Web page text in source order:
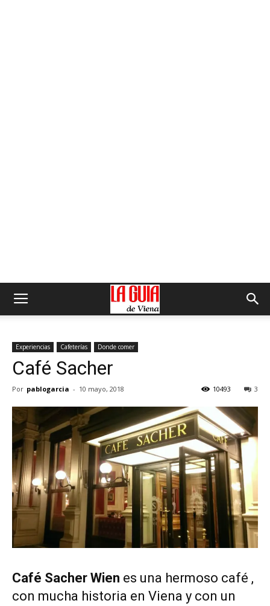
Experiencias Cafeterías Donde comer
Café Sacher
Por pablogarcia - 10 mayo, 2018 3
10493
Café Sacher Wien es una hermoso café ,
con mucha historia en Viena y con un